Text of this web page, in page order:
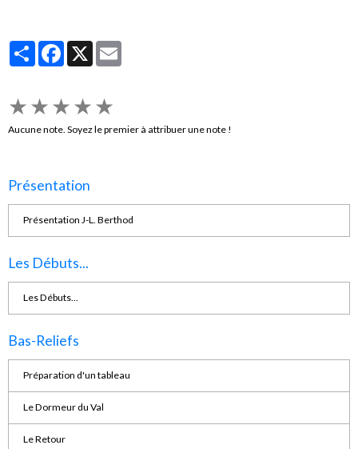
PartagerFacebook
X
★★★★★
Aucune note. Soyez le premier à attribuer une note !
Présentation
Présentation J-L. Berthod
Les Débuts...
Les Débuts...
Bas-Reliefs
Préparation d'un tableau
Le Dormeur du Val
Le Retour